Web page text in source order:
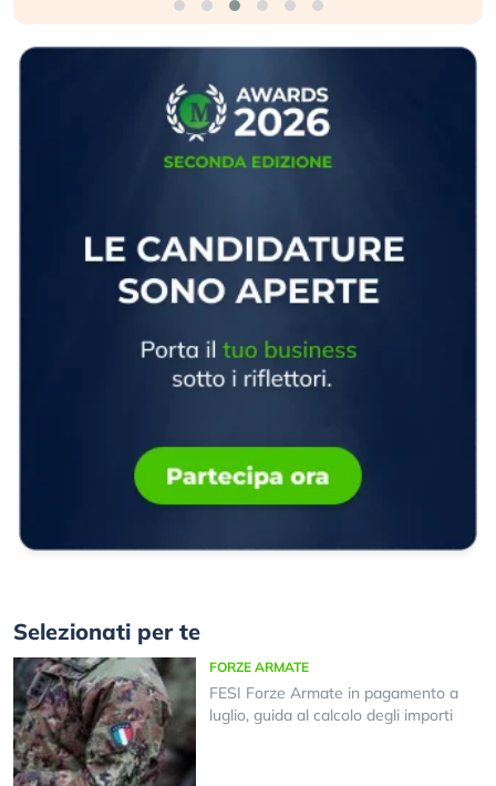
Selezionati per te
FORZE ARMATE
FESI Forze Armate in pagamento a
luglio, guida al calcolo degli importi